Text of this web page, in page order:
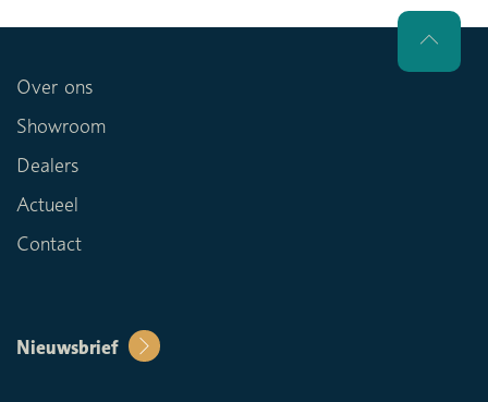
Over ons
Showroom
Dealers
Actueel
Contact
Nieuwsbrief